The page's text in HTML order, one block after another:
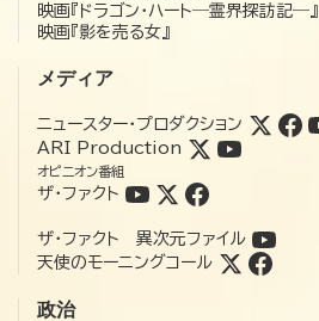
映画『ドラゴン・ハート―霊界探訪記―』
映画『影を売る女』
メディア
ニュースター・プロダクション
ARI Production
オピニオン番組
ザ・ファクト
ザ・ファクト 異次元ファイル
天使のモーニングコール
政治